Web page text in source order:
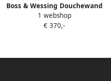
Boss & Wessing Douchewand
BWS Apollo met Verticale
Stabilisatiestang 60x200 cm
1 webshop
€ 370,-